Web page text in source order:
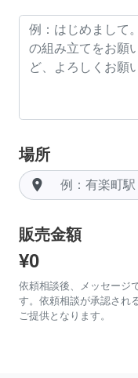
場所
room
販売金額
¥0
依頼相談後、メッセージ
す。依頼相談が承認され
ご提供となります。